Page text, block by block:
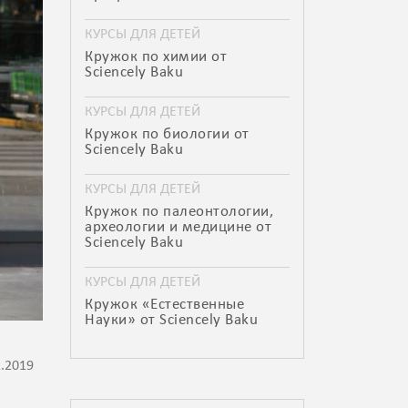
КУРСЫ ДЛЯ ДЕТЕЙ
Кружок по химии от
Sciencely Baku
КУРСЫ ДЛЯ ДЕТЕЙ
Кружок по биологии от
Sciencely Baku
КУРСЫ ДЛЯ ДЕТЕЙ
Кружок по палеонтологии,
археологии и медицине от
Sciencely Baku
КУРСЫ ДЛЯ ДЕТЕЙ
Кружок «Естественные
Науки» от Sciencely Baku